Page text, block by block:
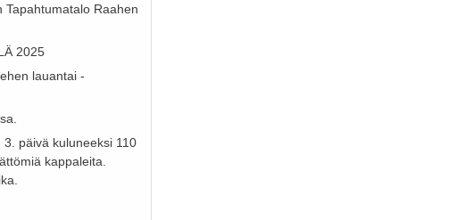
Tapahtumatalo Raahen
2025
lauantai -
päivä kuluneeksi 110
kappaleita.